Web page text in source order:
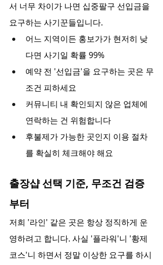
서 너무 차이가 나면 십중팔구 선입금을
요구하는 사기꾼들입니다.
어느 지역이든 홍보가가 현저히 낮
다면 사기일 확률 99%
예약 전 '선입금'을 요구하는 곳은 무
조건 피하세요
커뮤니티 내 확인되지 않은 업체에
연락하는 건 위험합니다
후불제가 가능한 곳인지 이용 절차
를 확실히 체크해야 해요
출장샵 선택 기준, 무조건 검증
부터
저희 '라인' 같은 곳은 항상 정직하게 운
영하려고 합니다. 사실 '플라워'니 '황제
코스'니 하면서 정말 이상한 요구를 하시